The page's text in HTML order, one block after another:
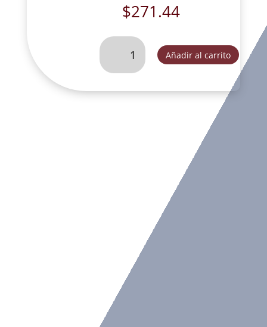
$271.44
ANGELITA
DURMIENDO
IZQUIERDA
-
Añadir al carrito